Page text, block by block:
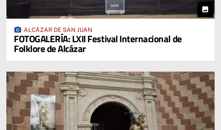
photo
photo_camera ALCÁZAR DE SAN JUAN
FOTOGALERÍA: LXII Festival Internacional de
Folklore de Alcázar